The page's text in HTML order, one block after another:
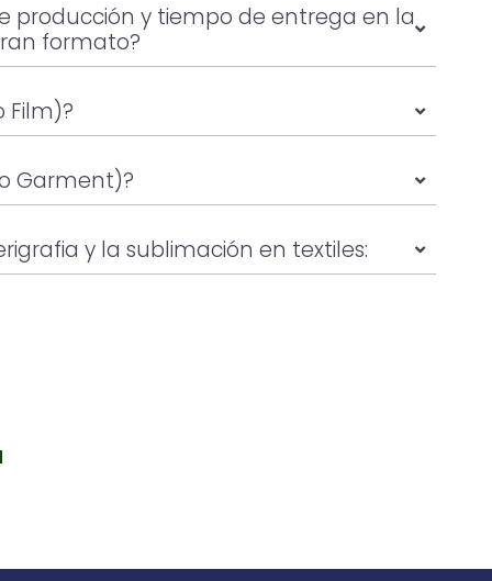
producción y tiempo de entrega en la
formato?
Film)?
Garment)?
y la sublimación en textiles: